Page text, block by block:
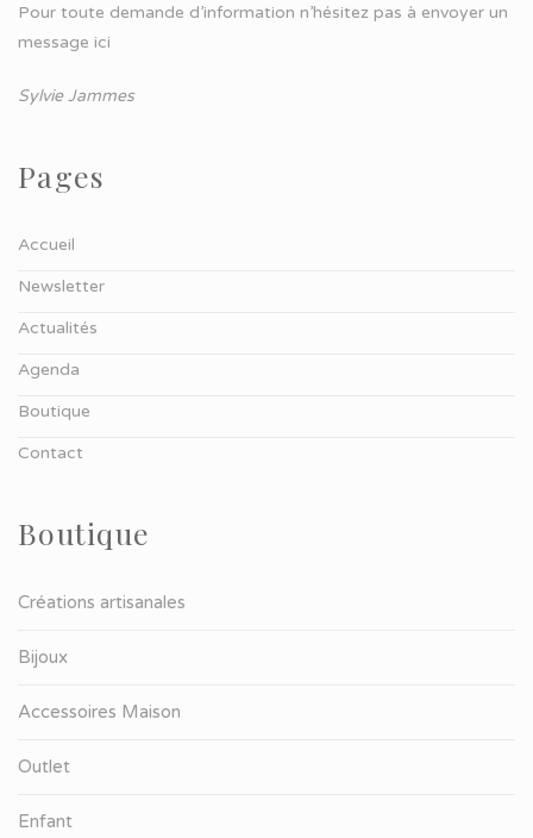
Pour toute demande d’information n’hésitez pas à envoyer un
message ici
Sylvie Jammes
Pages
Accueil
Newsletter
Actualités
Agenda
Boutique
Contact
Boutique
Créations artisanales
Bijoux
Accessoires Maison
Outlet
Enfant